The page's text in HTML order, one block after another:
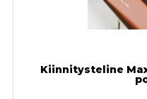
Kiinnitysteline